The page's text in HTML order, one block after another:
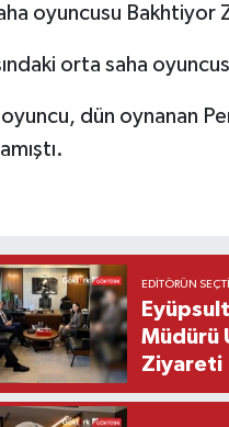
oyuncusu Bakhtiyor
orta saha
oyuncu, dün oynanan
EDITÖRÜN
Müdürü
Ziyareti